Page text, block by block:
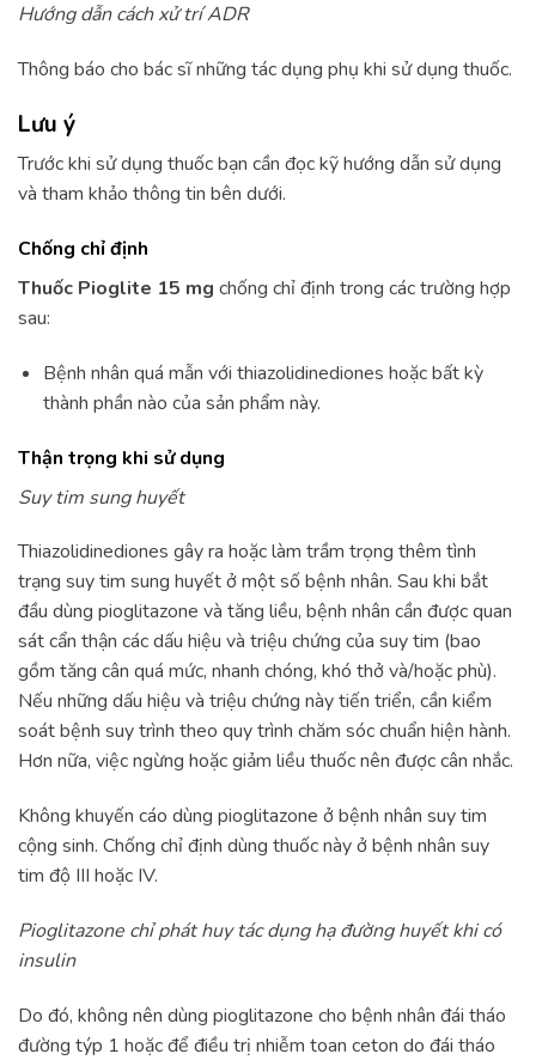
Hướng dẫn cách xử trí ADR
Thông báo cho bác sĩ những tác dụng phụ khi sử dụng thuốc.
Lưu ý
Trước khi sử dụng thuốc bạn cần đọc kỹ hướng dẫn sử dụng
và tham khảo thông tin bên dưới.
Chống chỉ định
Thuốc Pioglite 15 mg chống chỉ định trong các trường hợp
sau:
Bệnh nhân quá mẫn với thiazolidinediones hoặc bất kỳ
thành phần nào của sản phẩm này.
Thận trọng khi sử dụng
Suy tim sung huyết
Thiazolidinediones gây ra hoặc làm trầm trọng thêm tình
trạng suy tim sung huyết ở một số bệnh nhân. Sau khi bắt
đầu dùng pioglitazone và tăng liều, bệnh nhân cần được quan
sát cẩn thận các dấu hiệu và triệu chứng của suy tim (bao
gồm tăng cân quá mức, nhanh chóng, khó thở và/hoặc phù).
Nếu những dấu hiệu và triệu chứng này tiến triển, cần kiểm
soát bệnh suy trình theo quy trình chăm sóc chuẩn hiện hành.
Hơn nữa, việc ngừng hoặc giảm liều thuốc nên được cân nhắc.
Không khuyến cáo dùng pioglitazone ở bệnh nhân suy tim
cộng sinh. Chống chỉ định dùng thuốc này ở bệnh nhân suy
tim độ III hoặc IV.
Pioglitazone chỉ phát huy tác dụng hạ đường huyết khi có
insulin
Do đó, không nên dùng pioglitazone cho bệnh nhân đái tháo
đường týp 1 hoặc để điều trị nhiễm toan ceton do đái tháo